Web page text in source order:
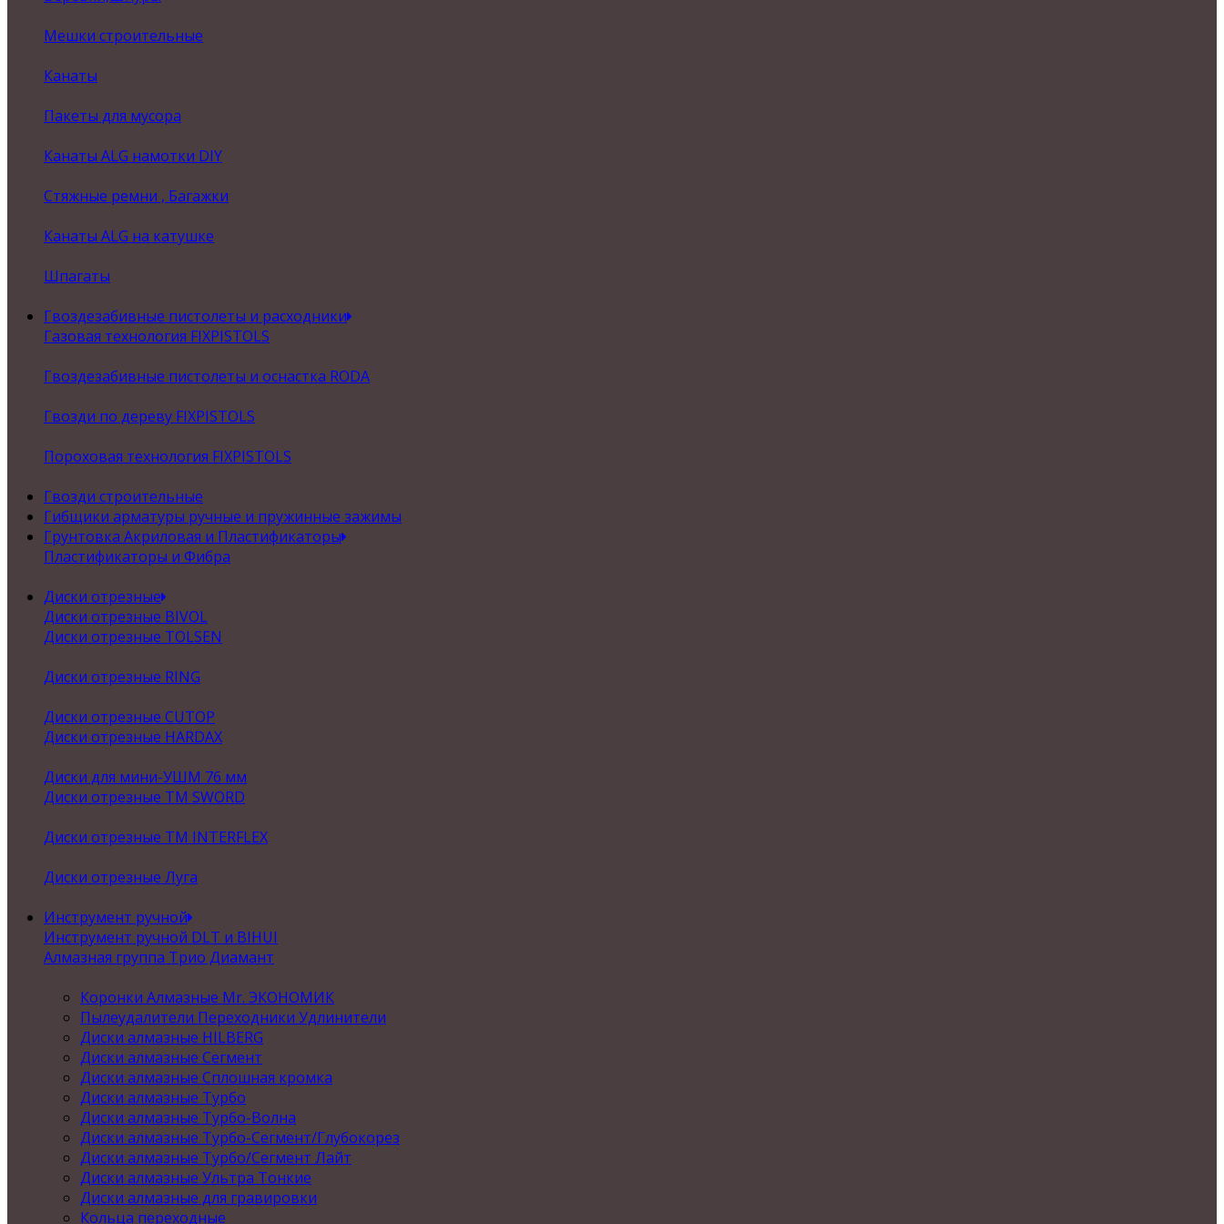
Мешки строительные
Канаты
Пакеты для мусора
Канаты ALG намотки DIY
Стяжные ремни , Багажки
Канаты ALG на катушке
Шпагаты
Гвоздезабивные пистолеты и расходники
Газовая технология FIXPISTOLS
Гвоздезабивные пистолеты и оснастка RODA
Гвозди по дереву FIXPISTOLS
Пороховая технология FIXPISTOLS
Гвозди строительные
Гибщики арматуры ручные и пружинные зажимы
Грунтовка Акриловая и Пластификаторы
Пластификаторы и Фибра
Диски отрезные
Диски отрезные BIVOL
Диски отрезные TOLSEN
Диски отрезные RING
Диски отрезные CUTOP
Диски отрезные HARDAX
Диски для мини-УШМ 76 мм
Диски отрезные ТМ SWORD
Диски отрезные ТМ INTERFLEX
Диски отрезные Луга
Инструмент ручной
Инструмент ручной DLT и BIHUI
Алмазная группа Трио Диамант
Коронки Алмазные Mr. ЭКОНОМИК
Пылеудалители Переходники Удлинители
Диски алмазные HILBERG
Диски алмазные Сегмент
Диски алмазные Сплошная кромка
Диски алмазные Турбо
Диски алмазные Турбо-Волна
Диски алмазные Турбо-Сегмент/Глубокорез
Диски алмазные Турбо/Сегмент Лайт
Диски алмазные Ультра Тонкие
Диски алмазные для гравировки
Кольца переходные